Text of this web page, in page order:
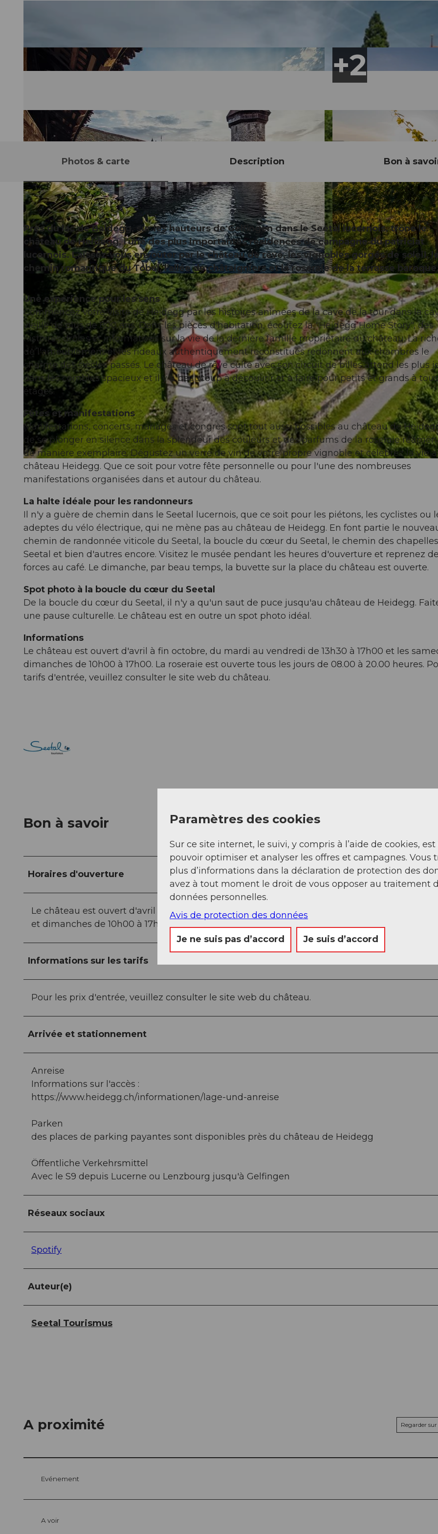
© Beat Brechbühl, Seetal Tourismus | CC-BY
© Seetal Tourismus, Christian Betschart
Photos & carte Description Bon à
Près du lac de Baldegg, sur les hauteurs de Gelfingen dans le Seetal lucernois, trône le
château de Heidegg, l'une des plus importantes résidences de campagne du patriciat
lucernois. Laissez-vous envoûter par le château de rêve, les vignobles gorgés de soleil,
chemin romantique du Tobel, l'allée de châtaigniers et la roseraie de la terrasse
Une expérience pour les sens
Commencez votre visite de Heidegg par les histoires animées de la cave de la tour dans la
vieille de plus de 800 ans. Dans les pièces d'habitation, écoutez la "Heidegg Home Story", des
histoires drôles et informatives sur la vie de la dernière famille propriétaire du château. La
de l'ameublement et les rideaux authentiquement reconstitués redonnent aux chambres le
charme des siècles passés. Le château de rêve culte avec son circuit de billes attend les plus
dans les combles spacieux et il y a beaucoup à découvrir et à faire pour petits et grands à
étages.
Fêtes et manifestations
Manifestations, concerts, mariages et congrès sont tout aussi possibles au château de
de se plonger en silence dans la splendeur des couleurs et des parfums de la roseraie
de manière exemplaire. Dégustez un verre de vin de votre propre vignoble et célébrez la vie
château Heidegg. Que ce soit pour votre fête personnelle ou pour l'une des nombreuses
manifestations organisées dans et autour du château.
La halte idéale pour les randonneurs
Il n'y a guère de chemin dans le Seetal lucernois, que ce soit pour les piétons, les cyclistes ou
adeptes du vélo électrique, qui ne mène pas au château de Heidegg. En font partie le
chemin de randonnée viticole du Seetal, la boucle du cœur du Seetal, le chemin des
Seetal et bien d'autres encore. Visitez le musée pendant les heures d'ouverture et reprenez
forces au café. Le dimanche, par beau temps, la buvette sur la place du château est ouverte.
Spot photo à la boucle du cœur du Seetal
De la boucle du cœur du Seetal, il n'y a qu'un saut de puce jusqu'au château de Heidegg.
une pause culturelle. Le château est en outre un spot photo idéal.
Informations
Le château est ouvert d'avril à fin octobre, du mardi au vendredi de 13h30 à 17h00 et les
dimanches de 10h00 à 17h00. La roseraie est ouverte tous les jours de 08.00 à 20.00 heures.
tarifs d'entrée, veuillez consulter le site web du château.
Bon à savoir
Horaires d'ouverture
Le château est ouvert d'avril à fin octobre, du mardi au vendredi de 13h30 à 17h00 et les
et dimanches de 10h00 à 17h00. La roseraie est ouverte tous les jours de 08.00 à 20.00 heures.
Informations sur les tarifs
Pour les prix d'entrée, veuillez consulter le site web du château.
Arrivée et stationnement
Anreise
Informations sur l'accès :
https://www.heidegg.ch/informationen/lage-und-anreise
Parken
des places de parking payantes sont disponibles près du château de Heidegg
Öffentliche Verkehrsmittel
Avec le S9 depuis Lucerne ou Lenzbourg jusqu'à Gelfingen
Réseaux sociaux
Spotify
Auteur(e)
Seetal Tourismus
A proximité Regarder
Evénement
A voir
Paramètres des cookies
Sur ce site internet, le suivi, y compris à l’aide de cookies,
pouvoir optimiser et analyser les offres et campagnes. Vous
plus d’informations dans la déclaration de protection des
avez à tout moment le droit de vous opposer au traitement
données personnelles.
Avis de protection des données
Je ne suis pas d’accord Je suis d’accord